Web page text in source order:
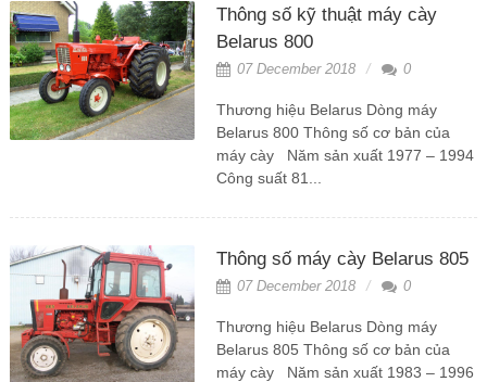
Thông số kỹ thuật máy cày
Belarus 800
07 December 2018 0
Thương hiệu Belarus Dòng máy
Belarus 800 Thông số cơ bản của
máy cày Năm sản xuất 1977 – 1994
Công suất 81...
Thông số máy cày Belarus 805
07 December 2018 0
Thương hiệu Belarus Dòng máy
Belarus 805 Thông số cơ bản của
máy cày Năm sản xuất 1983 – 1996